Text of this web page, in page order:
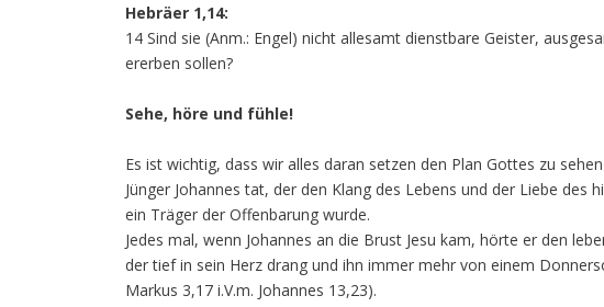
Hebräer 1,14:
14 Sind sie (Anm.: Engel) nicht allesamt dienstbare Geister,
ererben sollen?
Sehe, höre und fühle!
Es ist wichtig, dass wir alles daran setzen den Plan Gottes zu
Jünger Johannes tat, der den Klang des Lebens und der Liebe des
ein Träger der Offenbarung wurde.
Jedes mal, wenn Johannes an die Brust Jesu kam, hörte er den
der tief in sein Herz drang und ihn immer mehr von einem
Markus 3,17 i.V.m. Johannes 13,23).